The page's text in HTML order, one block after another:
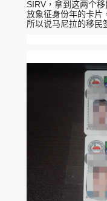
SIRV，拿到这两个
放象征身份年的卡片
所以说马尼拉的移民